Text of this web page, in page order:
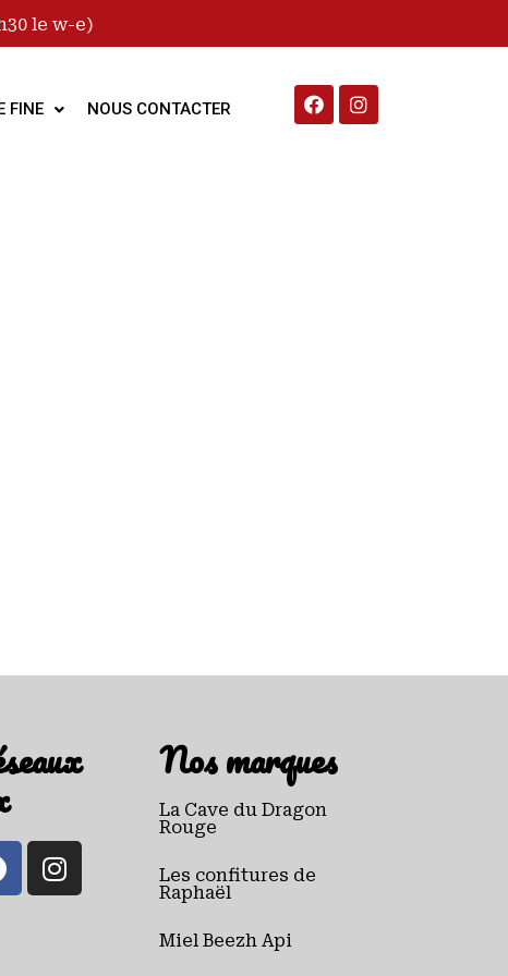
le w-e)
FINE NOUS CONTACTER
Nos marques
La Cave du Dragon
Rouge
Les confitures de
Raphaël
Miel Beezh Api